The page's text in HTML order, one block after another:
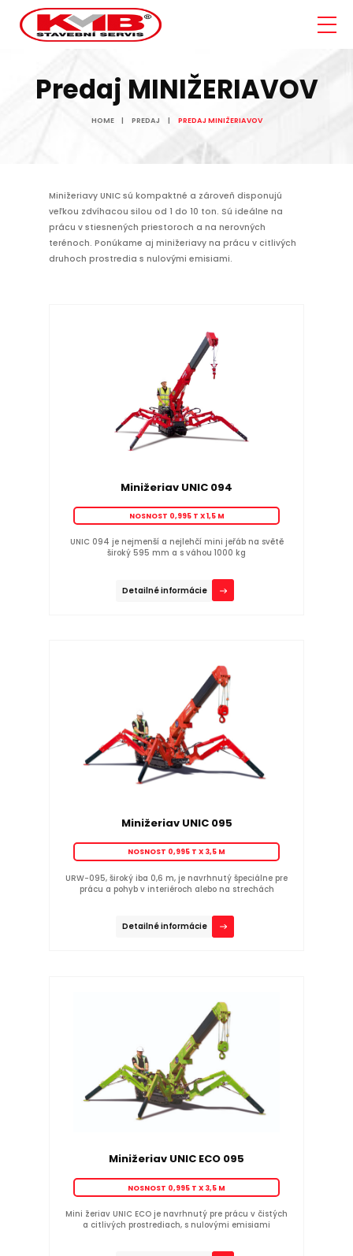
Predaj MINIŽERIAVOV
HOME PREDAJ PREDAJ MINIŽERIAVOV
Minižeriavy UNIC sú kompaktné a zároveň disponujú
veľkou zdvíhacou silou od 1 do 10 ton. Sú ideálne na
prácu v stiesnených priestoroch a na nerovných
terénoch. Ponúkame aj minižeriavy na prácu v citlivých
druhoch prostredia s nulovými emisiami.
Minižeriav UNIC 094
NOSNOST 0,995 T X 1,5 M
UNIC 094 je nejmenší a nejlehčí mini jeřáb na světě
široký 595 mm a s váhou 1000 kg
Detailné informácie
Minižeriav UNIC 095
NOSNOST 0,995 T X 3,5 M
URW-095, široký iba 0,6 m, je navrhnutý špeciálne pre
prácu a pohyb v interiéroch alebo na strechách
Detailné informácie
Minižeriav UNIC ECO 095
NOSNOST 0,995 T X 3,5 M
Mini žeriav UNIC ECO je navrhnutý pre prácu v čistých
a citlivých prostrediach, s nulovými emisiami